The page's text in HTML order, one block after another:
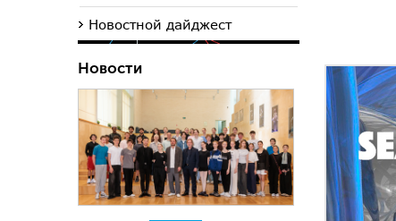
Новостной дайджест
Новости